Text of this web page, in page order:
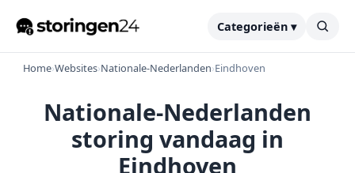
Categorieën ▾
Home›Websites›Nationale-Nederlanden›Eindhoven
Nationale-Nederlanden
storing vandaag in
Eindhoven